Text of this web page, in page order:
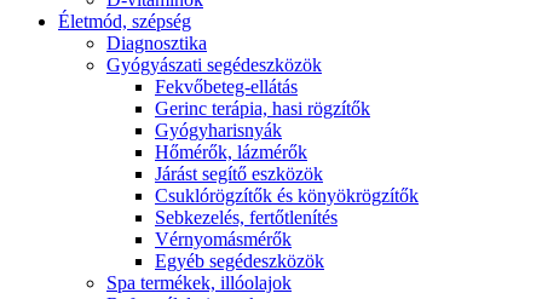
Életmód, szépség
Diagnosztika
Gyógyászati segédeszközök
Fekvőbeteg-ellátás
Gerinc terápia, hasi rögzítők
Gyógyharisnyák
Hőmérők, lázmérők
Járást segítő eszközök
Csuklórögzítők és könyökrögzítők
Sebkezelés, fertőtlenítés
Vérnyomásmérők
Egyéb segédeszközök
Spa termékek, illóolajok